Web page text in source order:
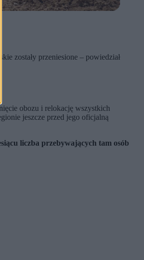
zostały przeniesione – powiedział
obozu i relokację wszystkich
jeszcze przed jego oficjalną
liczba przebywających tam osób